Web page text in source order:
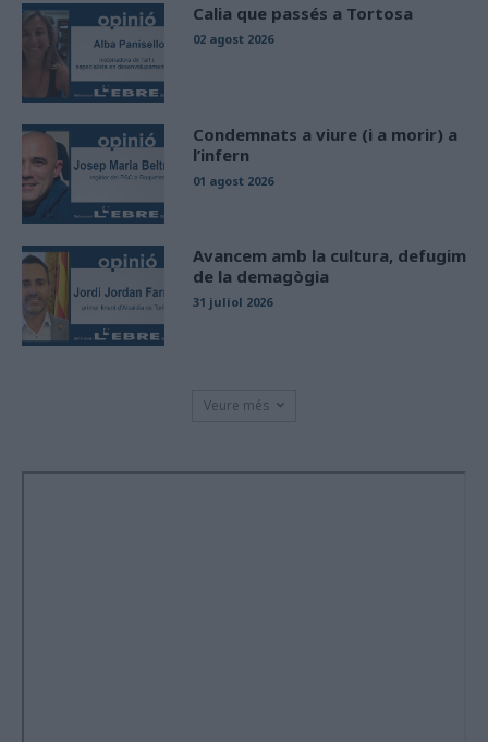
Calia que passés a Tortosa
02 agost 2026
Condemnats a viure (i a morir) a
l’infern
01 agost 2026
Avancem amb la cultura, defugim
de la demagògia
31 juliol 2026
Veure més